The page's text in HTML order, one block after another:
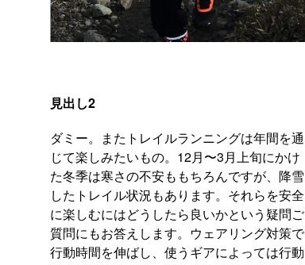
見出し2
ダミー。またトレイルランニングは年間を通
じて楽しみたいもの。12月〜3月上旬にかけ
た冬季は寒さの不安ももちろんですが、降雪
したトレイル状況もあります。それらを安全
に楽しむにはどうしたら良いかという疑問ご
質問にもお答えします。ウェアリング対策で
行動時間を伸ばし、使うギアによっては行動